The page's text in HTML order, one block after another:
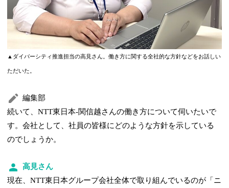
▲ダイバーシティ推進担当の高見さん。働き方に関する全社的な方針などをお話しい
ただいた。
編集部
続いて、NTT東日本-関信越さんの働き方について伺いたいで
す。会社として、社員の皆様にどのような方針を示している
のでしょうか。
高見さん
現在、NTT東日本グループ会社全体で取り組んでいるのが「ニ